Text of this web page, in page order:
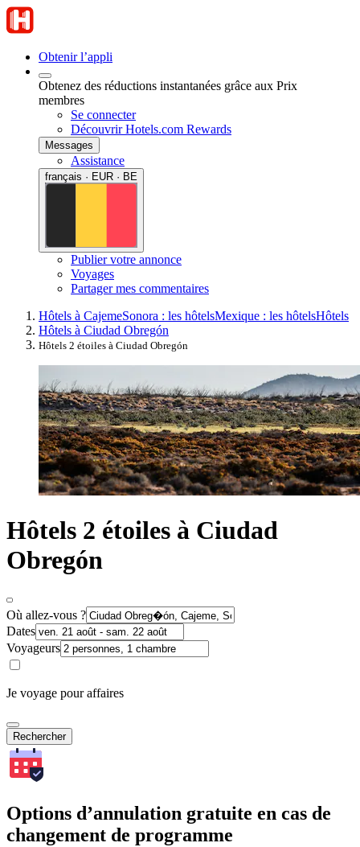
Obtenir l’appli
Obtenez des réductions instantanées grâce aux Prix
membres
Se connecter
Découvrir Hotels.com Rewards
Messages
Assistance
français · EUR · BE
Publier votre annonce
Voyages
Partager mes commentaires
Hôtels à CajemeSonora : les hôtelsMexique : les hôtelsHôtels
Hôtels à Ciudad Obregón
Hôtels 2 étoiles à Ciudad Obregón
Hôtels 2 étoiles à Ciudad
Obregón
Où allez-vous ?
Dates
Voyageurs
Je voyage pour affaires
Rechercher
Options d’annulation gratuite en cas de
changement de programme